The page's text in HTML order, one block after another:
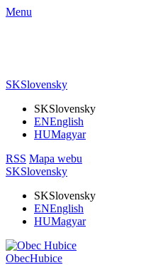
Menu
SKSlovensky
SKSlovensky
ENEnglish
HUMagyar
RSS Mapa webu
SKSlovensky
SKSlovensky
ENEnglish
HUMagyar
ObecHubice